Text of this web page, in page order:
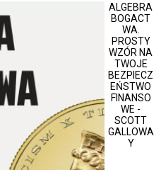
ALGEBRA
BOGACT
WA.
PROSTY
WZÓR NA
TWOJE
BEZPIECZ
EŃSTWO
FINANSO
WE -
SCOTT
GALLOWA
Y